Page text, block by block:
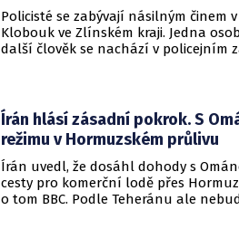
Policisté se zabývají násilným činem
Klobouk ve Zlínském kraji. Jedna
další člověk se nachází v policejním
Írán hlásí zásadní pokrok. S
režimu v Hormuzském průlivu
Írán uvedl, že dosáhl dohody s
cesty pro komerční lodě přes
o tom BBC. Podle Teheránu ale